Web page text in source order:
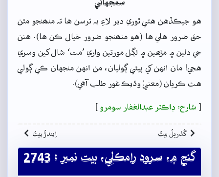
سمجهاڻي
هو جيڪڏهن هتي ٿوري دير لاءِ بہ ترسن ها تہ منھنجو مٿن
حق ضرور هلي ها (هو منھنجو ضرور خيال ڪن ها). هنن
جي دلين ۾ مڙهين ۾ لڳل مورتين واري ’مت‘ شال کين وسري
هجي! مان انهن کي پيئي ڳوليان، من انهن منجهان ڪي ڳولي
هٿ ڪريان (معنيٰ وڌيڪ غور طلب آهي).
[ شارح: ڊاڪٽر عبدالغفار سومرو ]
گُذريلُ بيتُ اِيندڙُ بيتُ
گنج ۾، سرود رامڪلِي، بيت نمبر : 2743